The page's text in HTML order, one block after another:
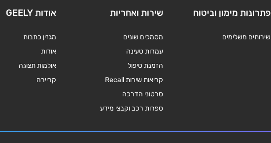
פתרונות מימון וביטוח
שירותים משלימים
שירות ואחריות
מסמכים שונים
עמדות טעינה
הזמנת טיפול
קריאות שירות Recall
סרטוני הדרכה
ספרות רכב וקבצי מידע
אודות GEELY
מגזין כתבות
אודות
אולמות תצוגה
קריירה